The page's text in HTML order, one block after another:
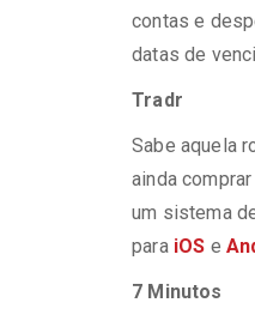
contas e
datas de
Tradr
Sabe aquela
ainda
um sistema
para iOS e
7 Minutos